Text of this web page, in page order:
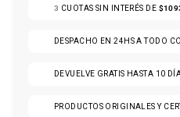
3 CUOTAS SIN INTERÉS DE
DESPACHO EN 24HS A TODO
DEVUELVE GRATIS HASTA 10
PRODUCTOS ORIGINALES Y